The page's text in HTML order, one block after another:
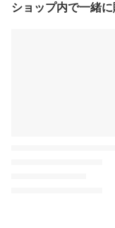
ショップ内で一緒